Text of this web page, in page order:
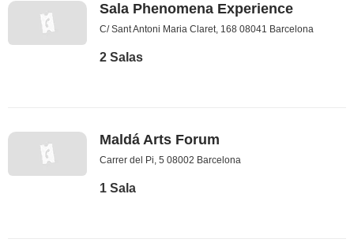
Sala Phenomena Experience
C/ Sant Antoni Maria Claret, 168 08041 Barcelona
2 Salas
Maldá Arts Forum
Carrer del Pi, 5 08002 Barcelona
1 Sala